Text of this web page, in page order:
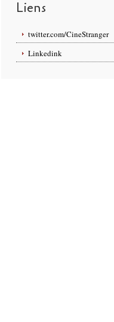
Liens
twitter.com/CineStranger
Linkedink